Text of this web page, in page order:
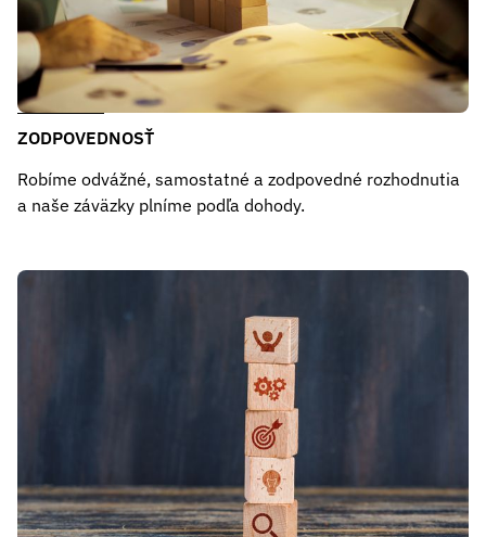
ZODPOVEDNOSŤ
Robíme odvážné, samostatné a zodpovedné rozhodnutia
a naše záväzky plníme podľa dohody.